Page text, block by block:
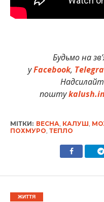
Будьмо на
уFacebook,
пошту
МІТКИ: ВЕСНА КАЛУШ
ПОХМУРО ТЕПЛО
ЖИТТЯ